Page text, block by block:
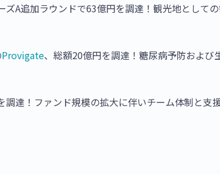
ズA追加ラウンドで63億円を調達！観光地として
Provigate、総額20億円を調達！糖尿病予防および
調達！ファンド規模の拡大に伴いチーム体制と支